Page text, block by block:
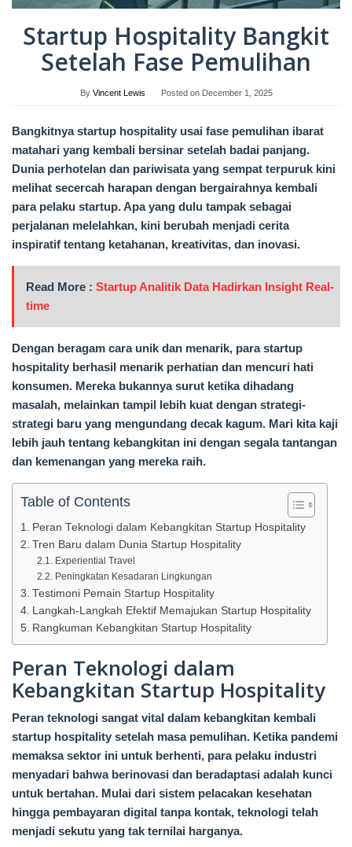
Startup Hospitality Bangkit
Setelah Fase Pemulihan
By Vincent Lewis Posted on December 1, 2025
Bangkitnya startup hospitality usai fase pemulihan ibarat
matahari yang kembali bersinar setelah badai panjang.
Dunia perhotelan dan pariwisata yang sempat terpuruk kini
melihat secercah harapan dengan bergairahnya kembali
para pelaku startup. Apa yang dulu tampak sebagai
perjalanan melelahkan, kini berubah menjadi cerita
inspiratif tentang ketahanan, kreativitas, dan inovasi.
Read More : Startup Analitik Data Hadirkan Insight Real-
time
Dengan beragam cara unik dan menarik, para startup
hospitality berhasil menarik perhatian dan mencuri hati
konsumen. Mereka bukannya surut ketika dihadang
masalah, melainkan tampil lebih kuat dengan strategi-
strategi baru yang mengundang decak kagum. Mari kita kaji
lebih jauh tentang kebangkitan ini dengan segala tantangan
dan kemenangan yang mereka raih.
Table of Contents
Peran Teknologi dalam Kebangkitan Startup Hospitality
Tren Baru dalam Dunia Startup Hospitality
Experiential Travel
Peningkatan Kesadaran Lingkungan
Testimoni Pemain Startup Hospitality
Langkah-Langkah Efektif Memajukan Startup Hospitality
Rangkuman Kebangkitan Startup Hospitality
Peran Teknologi dalam
Kebangkitan Startup Hospitality
Peran teknologi sangat vital dalam kebangkitan kembali
startup hospitality setelah masa pemulihan. Ketika pandemi
memaksa sektor ini untuk berhenti, para pelaku industri
menyadari bahwa berinovasi dan beradaptasi adalah kunci
untuk bertahan. Mulai dari sistem pelacakan kesehatan
hingga pembayaran digital tanpa kontak, teknologi telah
menjadi sekutu yang tak ternilai harganya.